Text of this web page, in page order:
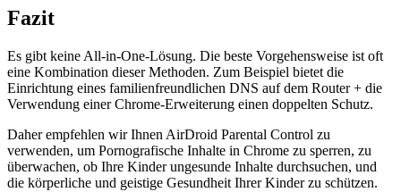
Fazit
Es gibt keine All-in-One-Lösung. Die beste Vorgehensweise ist oft
eine Kombination dieser Methoden. Zum Beispiel bietet die
Einrichtung eines familienfreundlichen DNS auf dem Router + die
Verwendung einer Chrome-Erweiterung einen doppelten Schutz.
Daher empfehlen wir Ihnen AirDroid Parental Control zu
verwenden, um Pornografische Inhalte in Chrome zu sperren, zu
überwachen, ob Ihre Kinder ungesunde Inhalte durchsuchen, und
die körperliche und geistige Gesundheit Ihrer Kinder zu schützen.